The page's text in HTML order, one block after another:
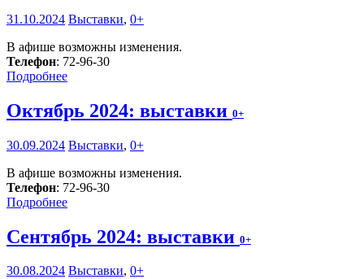
31.10.2024 Выставки, 0+
В афише возможны изменения.
Телефон: 72-96-30
Подробнее
Октябрь 2024: выставки 0+
30.09.2024 Выставки, 0+
В афише возможны изменения.
Телефон: 72-96-30
Подробнее
Сентябрь 2024: выставки 0+
30.08.2024 Выставки, 0+